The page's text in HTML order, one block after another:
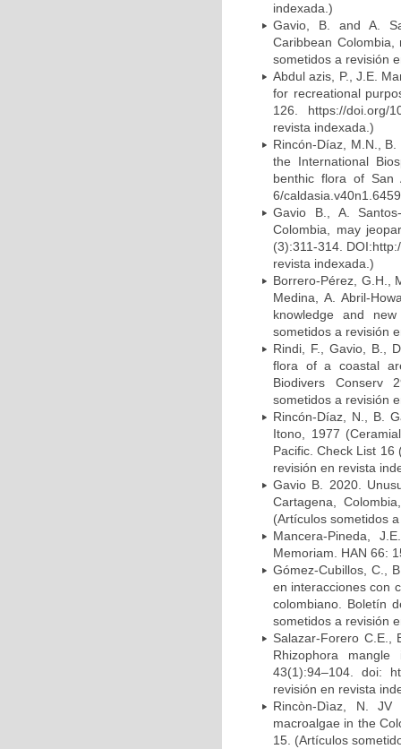
indexada.)
Gavio, B. and A.
Caribbean
sometidos a revisión
Abdul azis, P., J.E.
for recreational
126. https://doi.org/
revista indexada.)
Rincón-Díaz, M.N.,
the International
benthic flora of San
6/
Gavio B., A.
Colombia, may
(3):311-314.
revista indexada.)
Borrero-Pérez, G.H.,
Medina, A. Abril-
knowledge and
sometidos a revisión
Rindi, F., Gavio, B.,
flora of a coastal
Biodivers Conserv
sometidos a revisión
Rincón-Díaz, N., B.
Itono, 1977
Pacific. Check List
revisión en revista
Gavio B. 2020.
Cartagena,
(Artículos sometidos
Mancera-Pineda,
Memoriam. HAN 66:
Gómez-Cubillos, C.,
en interacciones con
colombiano. Boletín
sometidos a revisión
Salazar-Forero C.E.,
Rhizophora
43(1):94–104. doi:
revisión en revista
Rincòn-Dìaz, N. JV
macroalgae in the
15. (Artículos